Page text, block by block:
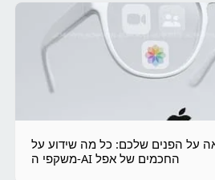
על הפנים שלכם: כל מה שידוע על
משקפי ה-AI החכמים של אפל